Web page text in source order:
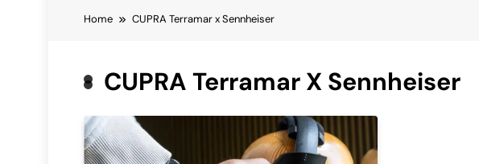
Home CUPRA Terramar x Sennheiser
CUPRA Terramar X Sennheiser